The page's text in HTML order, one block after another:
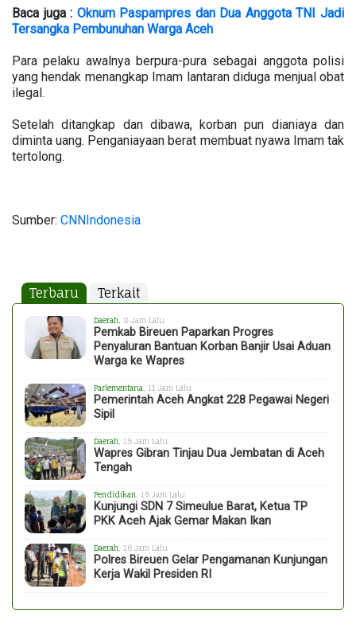
Baca juga : Oknum Paspampres dan Dua Anggota TNI Jadi
Tersangka Pembunuhan Warga Aceh
Para pelaku awalnya berpura-pura sebagai anggota polisi
yang hendak menangkap Imam lantaran diduga menjual obat
ilegal.
Setelah ditangkap dan dibawa, korban pun dianiaya dan
diminta uang. Penganiayaan berat membuat nyawa Imam tak
tertolong.
Sumber: CNNIndonesia
Terbaru Terkait
Daerah , 8 Jam Lalu
Pemkab Bireuen Paparkan Progres
Penyaluran Bantuan Korban Banjir Usai Aduan
Warga ke Wapres
Parlementaria , 11 Jam Lalu
Pemerintah Aceh Angkat 228 Pegawai Negeri
Sipil
Daerah , 15 Jam Lalu
Wapres Gibran Tinjau Dua Jembatan di Aceh
Tengah
Pendidikan , 16 Jam Lalu
Kunjungi SDN 7 Simeulue Barat, Ketua TP
PKK Aceh Ajak Gemar Makan Ikan
Daerah , 16 Jam Lalu
Polres Bireuen Gelar Pengamanan Kunjungan
Kerja Wakil Presiden RI